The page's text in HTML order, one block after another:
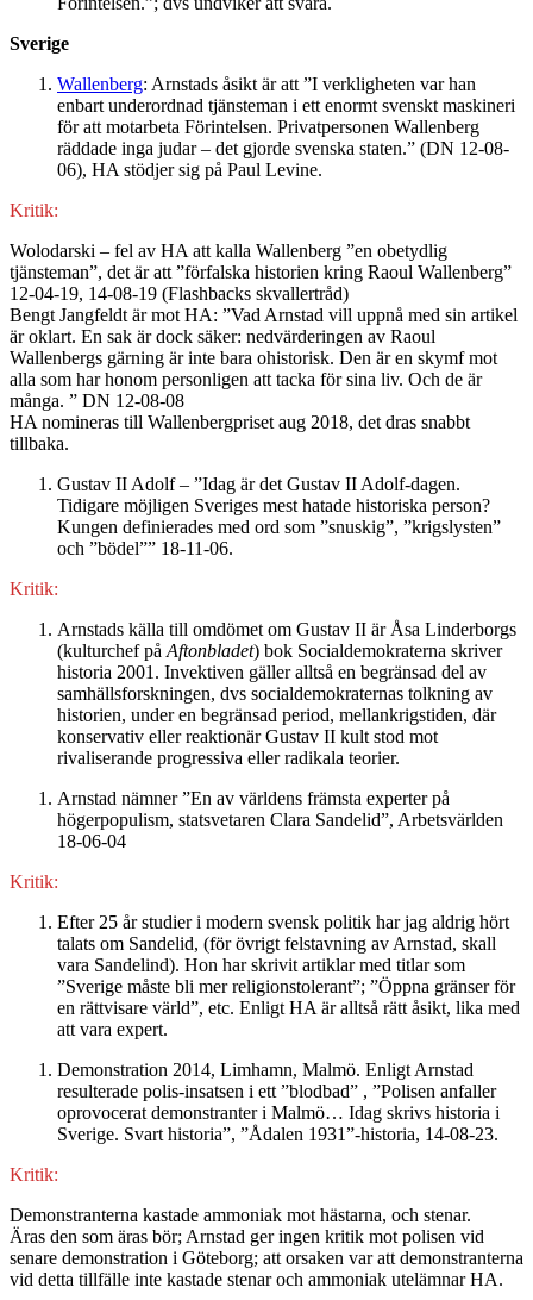
Sverige
Wallenberg: Arnstads åsikt är att ”I verkligheten var han
enbart underordnad tjänsteman i ett enormt svenskt maskineri
för att motarbeta Förintelsen. Privatpersonen Wallenberg
räddade inga judar – det gjorde svenska staten.” (DN 12-08-
06), HA stödjer sig på Paul Levine.
Kritik:
Wolodarski – fel av HA att kalla Wallenberg ”en obetydlig
tjänsteman”, det är att ”förfalska historien kring Raoul Wallenberg”
12-04-19, 14-08-19 (Flashbacks skvallertråd)
Bengt Jangfeldt är mot HA: ”Vad Arnstad vill uppnå med sin artikel
är oklart. En sak är dock säker: nedvärderingen av Raoul
Wallenbergs gärning är inte bara ohistorisk. Den är en skymf mot
alla som har honom personligen att tacka för sina liv. Och de är
många. ” DN 12-08-08
HA nomineras till Wallenbergpriset aug 2018, det dras snabbt
tillbaka.
Gustav II Adolf – ”Idag är det Gustav II Adolf-dagen.
Tidigare möjligen Sveriges mest hatade historiska person?
Kungen definierades med ord som ”snuskig”, ”krigslysten”
och ”bödel”” 18-11-06.
Kritik:
Arnstads källa till omdömet om Gustav II är Åsa Linderborgs
(kulturchef på Aftonbladet) bok Socialdemokraterna skriver
historia 2001. Invektiven gäller alltså en begränsad del av
samhällsforskningen, dvs socialdemokraternas tolkning av
historien, under en begränsad period, mellankrigstiden, där
konservativ eller reaktionär Gustav II kult stod mot
rivaliserande progressiva eller radikala teorier.
Arnstad nämner ”En av världens främsta experter på
högerpopulism, statsvetaren Clara Sandelid”, Arbetsvärlden
18-06-04
Kritik:
Efter 25 år studier i modern svensk politik har jag aldrig hört
talats om Sandelid, (för övrigt felstavning av Arnstad, skall
vara Sandelind). Hon har skrivit artiklar med titlar som
”Sverige måste bli mer religionstolerant”; ”Öppna gränser för
en rättvisare värld”, etc. Enligt HA är alltså rätt åsikt, lika med
att vara expert.
Demonstration 2014, Limhamn, Malmö. Enligt Arnstad
resulterade polis-insatsen i ett ”blodbad” , ”Polisen anfaller
oprovocerat demonstranter i Malmö… Idag skrivs historia i
Sverige. Svart historia”, ”Ådalen 1931”-historia, 14-08-23.
Kritik:
Demonstranterna kastade ammoniak mot hästarna, och stenar.
Äras den som äras bör; Arnstad ger ingen kritik mot polisen vid
senare demonstration i Göteborg; att orsaken var att demonstranterna
vid detta tillfälle inte kastade stenar och ammoniak utelämnar HA.